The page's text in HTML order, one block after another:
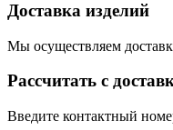
Доставка изделий
Мы осуществляем
Рассчитать с
Введите контактный